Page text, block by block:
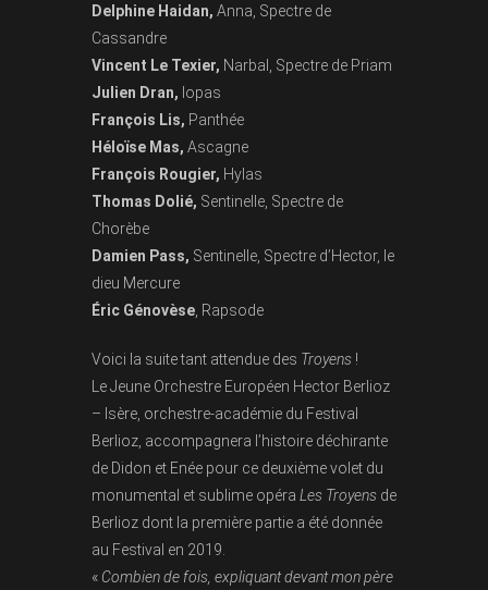
Delphine Haidan, Anna, Spectre de
Cassandre
Vincent Le Texier, Narbal, Spectre de Priam
Julien Dran, lopas
François Lis, Panthée
Héloïse Mas, Ascagne
François Rougier, Hylas
Thomas Dolié, Sentinelle, Spectre de
Chorèbe
Damien Pass, Sentinelle, Spectre d’Hector, le
dieu Mercure
Éric Génovèse , Rapsode
Voici la suite tant attendue des Troyens !
Le Jeune Orchestre Européen Hector Berlioz
– Isère, orchestre-académie du Festival
Berlioz, accompagnera l’histoire déchirante
de Didon et Enée pour ce deuxième volet du
monumental et sublime opéra Les Troyens de
Berlioz dont la première partie a été donnée
au Festival en 2019.
« Combien de fois, expliquant devant mon père